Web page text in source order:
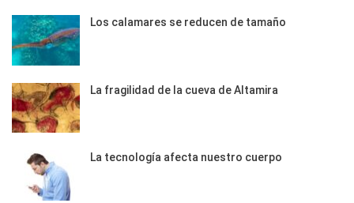
Los calamares se reducen de tamaño
La fragilidad de la cueva de Altamira
La tecnología afecta nuestro cuerpo